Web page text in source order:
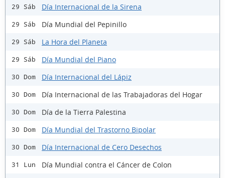
29 Sáb Día Internacional de la Sirena
29 Sáb Día Mundial del Pepinillo
29 Sáb La Hora del Planeta
29 Sáb Día Mundial del Piano
30 Dom Día Internacional del Lápiz
30 Dom Día Internacional de las Trabajadoras del Hogar
30 Dom Día de la Tierra Palestina
30 Dom Día Mundial del Trastorno Bipolar
30 Dom Día Internacional de Cero Desechos
31 Lun
Día Mundial contra el Cáncer de Colon